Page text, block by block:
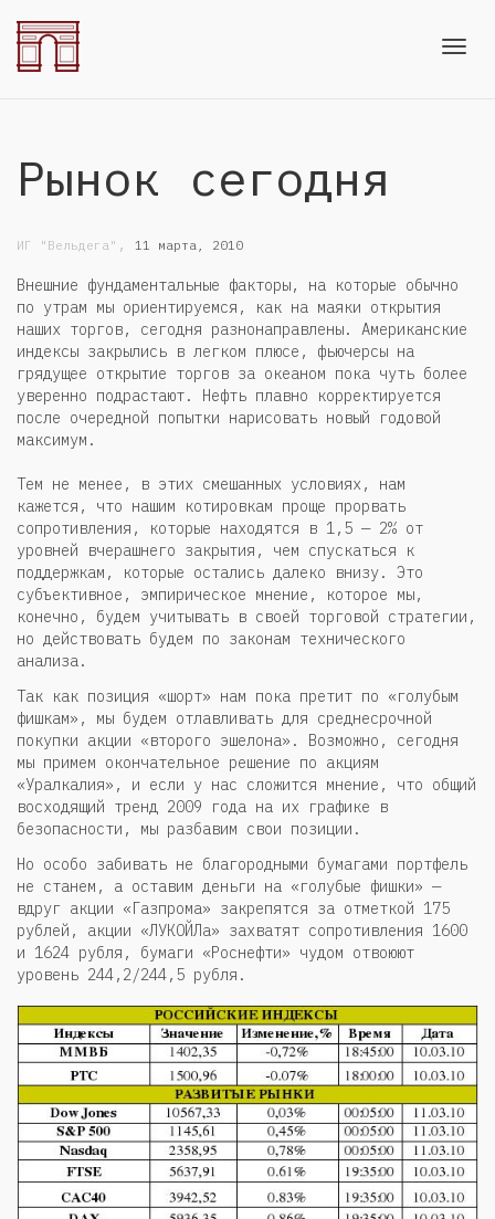
Рынок сегодня
ИГ "Вельдега" , 11 марта, 2010
Внешние фундаментальные факторы, на которые обычно
по утрам мы ориентируемся, как на маяки открытия
наших торгов, сегодня разнонаправлены. Американские
индексы закрылись в легком плюсе, фьючерсы на
грядущее открытие торгов за океаном пока чуть более
уверенно подрастают. Нефть плавно корректируется
после очередной попытки нарисовать новый годовой
максимум.
Тем не менее, в этих смешанных условиях, нам
кажется, что нашим котировкам проще прорвать
сопротивления, которые находятся в 1,5 — 2% от
уровней вчерашнего закрытия, чем спускаться к
поддержкам, которые остались далеко внизу. Это
субъективное, эмпирическое мнение, которое мы,
конечно, будем учитывать в своей торговой стратегии,
но действовать будем по законам технического
анализа.
Так как позиция «шорт» нам пока претит по «голубым
фишкам», мы будем отлавливать для среднесрочной
покупки акции «второго эшелона». Возможно, сегодня
мы примем окончательное решение по акциям
«Уралкалия», и если у нас сложится мнение, что общий
восходящий тренд 2009 года на их графике в
безопасности, мы разбавим свои позиции.
Но особо забивать не благородными бумагами портфель
не станем, а оставим деньги на «голубые фишки» —
вдруг акции «Газпрома» закрепятся за отметкой 175
рублей, акции «ЛУКОЙЛа» захватят сопротивления 1600
и 1624 рубля, бумаги «Роснефти» чудом отвоюют
уровень 244,2/244,5 рубля.